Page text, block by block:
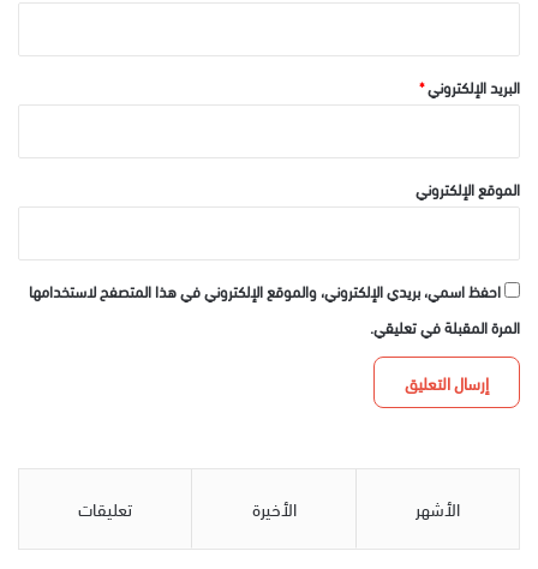
البريد الإلكتروني*
الموقع الإلكتروني
احفظ اسمي، بريدي الإلكتروني، والموقع الإلكتروني في هذا المتصفح لاستخدامها
المرة المقبلة في تعليقي.
الأشهر الأخيرة تعليقات